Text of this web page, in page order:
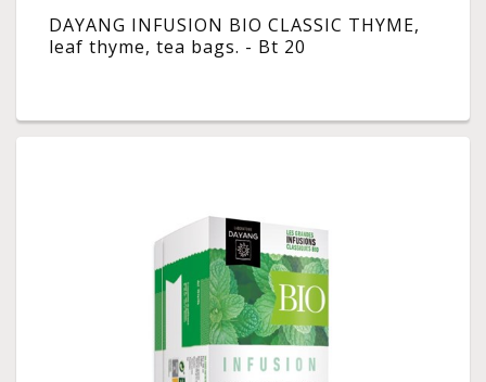
DAYANG INFUSION BIO CLASSIC THYME,
leaf thyme, tea bags. - Bt 20